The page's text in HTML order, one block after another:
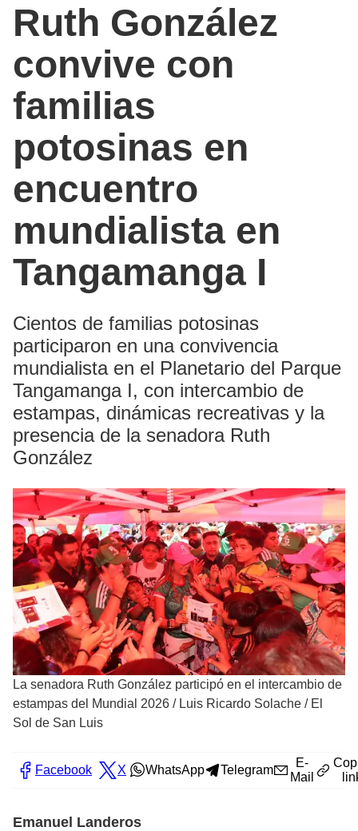
Ruth González
convive con
familias
potosinas en
encuentro
mundialista en
Tangamanga I
Cientos de familias potosinas
participaron en una convivencia
mundialista en el Planetario del Parque
Tangamanga I, con intercambio de
estampas, dinámicas recreativas y la
presencia de la senadora Ruth
González
La senadora Ruth González participó en el intercambio de
estampas del Mundial 2026 / Luis Ricardo Solache / El
Sol de San Luis
Facebook X WhatsApp Telegram
E-
Mail
Emanuel Landeros